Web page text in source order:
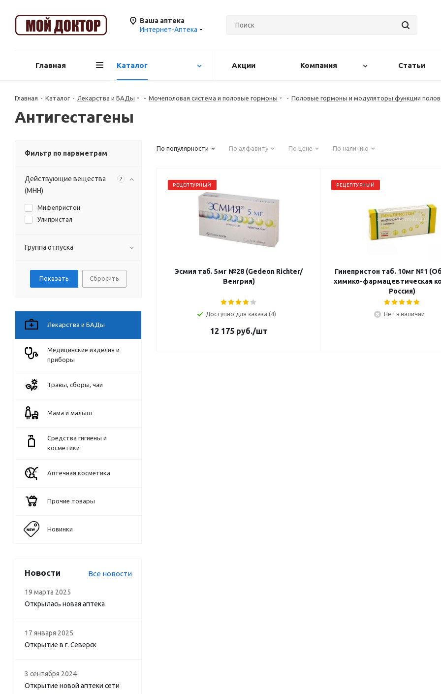
Ваша аптека
Интернет-Аптека
Главная Каталог Акции Компания Статьи
Главная - Каталог - Лекарства и БАДы - Mочеполовая система и половые гормоны - Половые гормоны и модуляторы функции
Антигестагены
По популярности По алфавиту По цене По наличию
РЕЦЕПТУРНЫЙ
Эсмия таб. 5мг №28 (Gedeon Richter/
Венгрия)
Доступно для заказа (4)
12 175руб./шт
РЕЦЕПТУРНЫЙ
Гинепристон таб. 10мг №1
химико-фармацевтическая
Россия)
Нет в наличии
Фильтр по параметрам
Действующие вещества
(МНН)
?
Мифепристон
Улипристал
Группа отпуска
Сбросить
Лекарства и БАДы
Медицинские изделия и
приборы
Травы, сборы, чаи
Мама и малыш
Средства гигиены и
косметики
Аптечная косметика
Прочие товары
Новинки
Новости Все новости
19 марта 2025
Открылась новая аптека
17 января 2025
Открытие в г. Северск
3 сентября 2024
Открытие новой аптеки сети